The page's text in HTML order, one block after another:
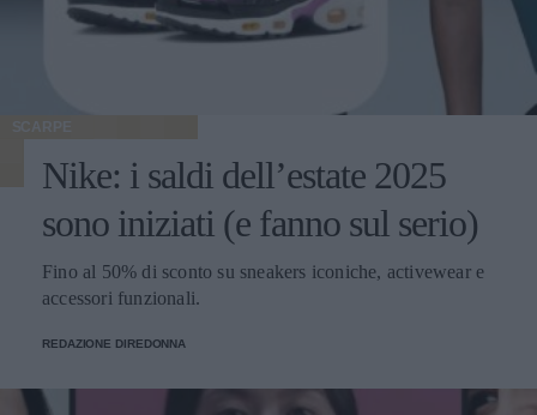
SCARPE
Nike: i saldi dell’estate 2025
sono iniziati (e fanno sul serio)
Fino al 50% di sconto su sneakers iconiche, activewear e
accessori funzionali.
REDAZIONE DIREDONNA